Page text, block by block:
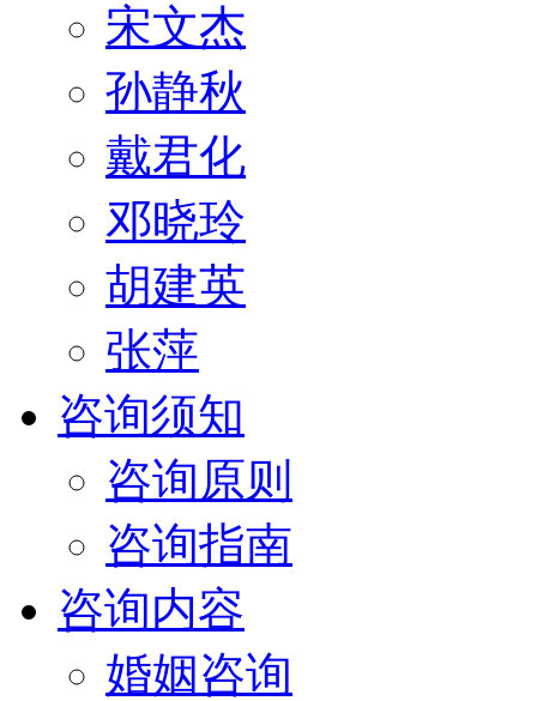
宋文杰
孙静秋
戴君化
邓晓玲
胡建英
张萍
咨询须知
咨询原则
咨询指南
咨询内容
婚姻咨询